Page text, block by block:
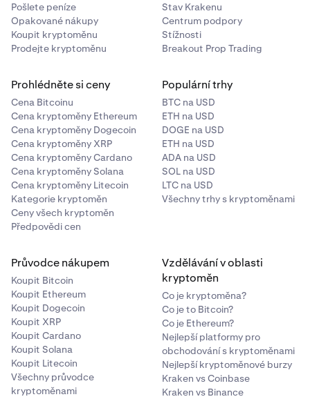
Pošlete peníze
Opakované nákupy
Koupit kryptoměnu
Prodejte kryptoměnu
Stav Krakenu
Centrum podpory
Stížnosti
Breakout Prop Trading
Prohlédněte si ceny
Cena Bitcoinu
Cena kryptoměny Ethereum
Cena kryptoměny Dogecoin
Cena kryptoměny XRP
Cena kryptoměny Cardano
Cena kryptoměny Solana
Cena kryptoměny Litecoin
Kategorie kryptoměn
Ceny všech kryptoměn
Předpovědi cen
Populární trhy
BTC na USD
ETH na USD
DOGE na USD
ETH na USD
ADA na USD
SOL na USD
LTC na USD
Všechny trhy s kryptoměnami
Průvodce nákupem
Koupit Bitcoin
Koupit Ethereum
Koupit Dogecoin
Koupit XRP
Koupit Cardano
Koupit Solana
Koupit Litecoin
Všechny průvodce
kryptoměnami
Vzdělávání v oblasti
kryptoměn
Co je kryptoměna?
Co je to Bitcoin?
Co je Ethereum?
Nejlepší platformy pro
obchodování s kryptoměnami
Nejlepší kryptoměnové burzy
Kraken vs Coinbase
Kraken vs Binance